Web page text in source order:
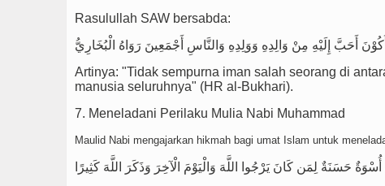
Rasulullah SAW bersabda:
Artinya: "Tidak sempurna iman salah seorang di
manusia seluruhnya" (HR al-Bukhari).
7. Meneladani Perilaku Mulia Nabi Muhammad
Maulid Nabi mengajarkan hikmah bagi umat Islam untuk